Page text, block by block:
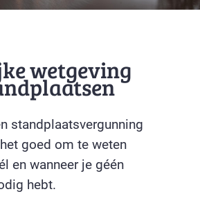
wetgeving
standplaatsvergunning
goed om te weten
en wanneer je géén
hebt.